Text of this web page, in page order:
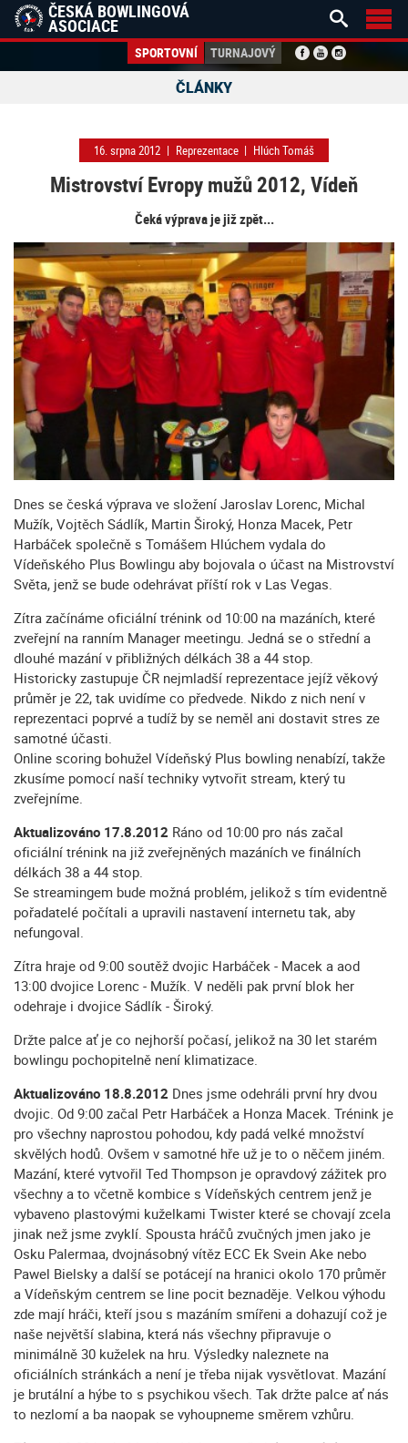
ČESKÁ BOWLINGOVÁ
ASOCIACE
SPORTOVNÍ TURNAJOVÝ
 
ČLÁNKY
16. srpna 2012 | Reprezentace | Hlúch Tomáš
Mistrovství Evropy mužů 2012, Vídeň
Čeká výprava je již zpět...
Dnes se česká výprava ve složení Jaroslav Lorenc, Michal
Mužík, Vojtěch Sádlík, Martin Široký, Honza Macek, Petr
Harbáček společně s Tomášem Hlúchem vydala do
Vídeňského Plus Bowlingu aby bojovala o účast na Mistrovství
Světa, jenž se bude odehrávat příští rok v Las Vegas.
Zítra začínáme oficiální trénink od 10:00 na mazáních, které
zveřejní na ranním Manager meetingu. Jedná se o střední a
dlouhé mazání v přibližných délkách 38 a 44 stop.
Historicky zastupuje ČR nejmladší reprezentace jejíž věkový
průměr je 22, tak uvidíme co předvede. Nikdo z nich není v
reprezentaci poprvé a tudíž by se neměl ani dostavit stres ze
samotné účasti.
Online scoring bohužel Vídeňský Plus bowling nenabízí, takže
zkusíme pomocí naší techniky vytvořit stream, který tu
zveřejníme.
Aktualizováno 17.8.2012 Ráno od 10:00 pro nás začal
oficiální trénink na již zveřejněných mazáních ve finálních
délkách 38 a 44 stop.
Se streamingem bude možná problém, jelikož s tím evidentně
pořadatelé počítali a upravili nastavení internetu tak, aby
nefungoval.
Zítra hraje od 9:00 soutěž dvojic Harbáček - Macek a aod
13:00 dvojice Lorenc - Mužík. V neděli pak první blok her
odehraje i dvojice Sádlík - Široký.
Držte palce ať je co nejhorší počasí, jelikož na 30 let starém
bowlingu pochopitelně není klimatizace.
Aktualizováno 18.8.2012 Dnes jsme odehráli první hry dvou
dvojic. Od 9:00 začal Petr Harbáček a Honza Macek. Trénink je
pro všechny naprostou pohodou, kdy padá velké množství
skvělých hodů. Ovšem v samotné hře už je to o něčem jiném.
Mazání, které vytvořil Ted Thompson je opravdový zážitek pro
všechny a to včetně kombice s Vídeňských centrem jenž je
vybaveno plastovými kuželkami Twister které se chovají zcela
jinak než jsme zvyklí. Spousta hráčů zvučných jmen jako je
Osku Palermaa, dvojnásobný vítěz ECC Ek Svein Ake nebo
Pawel Bielsky a další se potácejí na hranici okolo 170 průměr
a Vídeňským centrem se line pocit beznaděje. Velkou výhodu
zde mají hráči, kteří jsou s mazáním smířeni a dohazují což je
naše největší slabina, která nás všechny připravuje o
minimálně 30 kuželek na hru. Výsledky naleznete na
oficiálních stránkách a není je třeba nijak vysvětlovat. Mazání
je brutální a hýbe to s psychikou všech. Tak držte palce ať nás
to nezlomí a ba naopak se vyhoupneme směrem vzhůru.